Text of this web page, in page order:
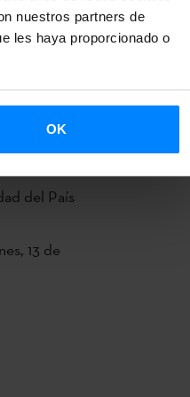
nuestros partners de
les haya proporcionado o
OK
-
de
del País
13 de